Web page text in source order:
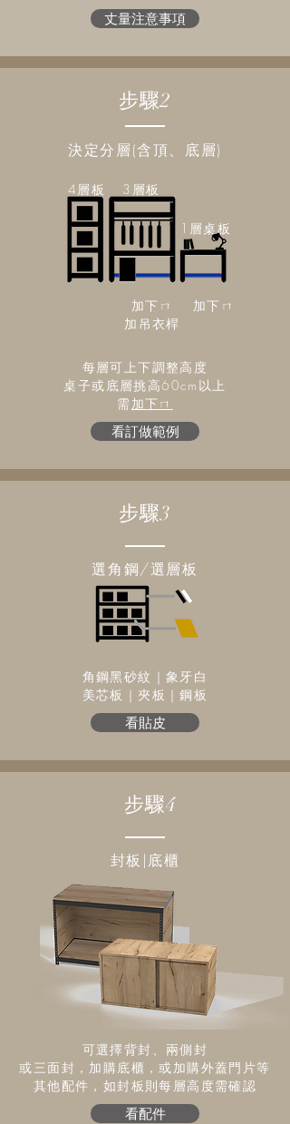
丈量注意事項
步驟2
決定分層(含頂、底層)
4層板 3層板
1層桌板
加下ㄇ
​加吊衣桿
加下ㄇ
每層可上下調整高度
桌子或底層挑高60cm以上
需 加下ㄇ
看訂做範例
步驟3
選角鋼/選層板
角鋼黑砂紋｜象牙白
​美芯板｜夾板｜鋼板
看貼皮
步驟4
封板|底櫃
可選擇背封、兩側封
或三面封​，加購底櫃，或加購外蓋門片等
其他配件，如封板則​每層高度需確認
看配件